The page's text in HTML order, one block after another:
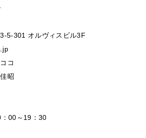
5-301 オルヴィスビル3F
コ
昭
00～19：30